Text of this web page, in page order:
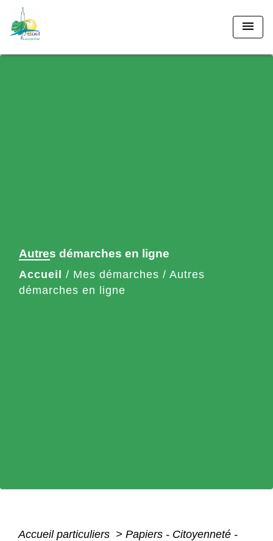
menu
Autres démarches en ligne
Accueil / Mes démarches / Autres
démarches en ligne
Accueil particuliers > Papiers - Citoyenneté -